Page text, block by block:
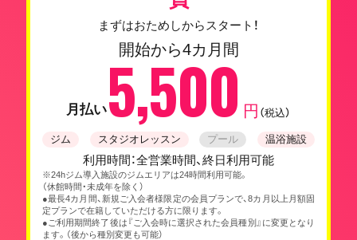
まずはおためしからスタート！
開始から4カ月間
月払い5,500 円 （税込）
ジム スタジオレッスン プール 温浴施設
利用時間：全営業時間、終日利用可能
※24hジム導入施設のジムエリアは24時間利用可能。
（休館時間・未成年を除く）
●最長4カ月間、新規ご入会者様限定の会員プランで、8カ月以上月額固
定プランで在籍していただける方に限ります。
●ご利用期間終了後は『ご入会時に選択された会員種別』に変更となり
ます。（後から種別変更も可能）